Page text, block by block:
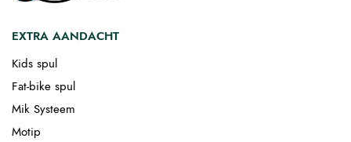
EXTRA AANDACHT
Kids spul
Fat-bike spul
Mik Systeem
Motip